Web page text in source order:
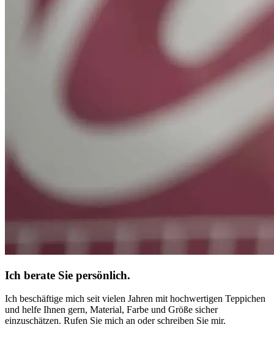
Ich berate Sie persönlich.
Ich beschäftige mich seit vielen Jahren mit hochwertigen Teppichen
und helfe Ihnen gern, Material, Farbe und Größe sicher
einzuschätzen. Rufen Sie mich an oder schreiben Sie mir.